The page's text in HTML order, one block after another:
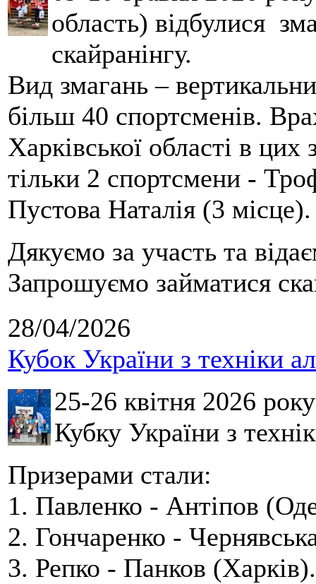
область) відбулися
скайранінгу.
Вид змагань –
більш 40 спортсменів.
Харківської області в
тільки 2 спортсмени -
Пустова Наталія (3 місце).
Дякуємо за участь та
Запрошуємо займатися
28/04/2026
Кубок України з техніки
25-26 квітня 2026
Кубку України з
Призерами стали:
1. Павленко - Антіпов
2. Гончаренко -
3. Репко - Панков (Харків).